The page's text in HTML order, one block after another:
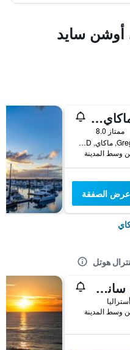
أوشن سايد
ريدجيز ماكاي سويتس
ممتاز 8.0
9 Gregory Street, ماكاي, QLD, أستراليا
عرض الصفقة
هوتل
باسيفيك ساندز أبارتمنتس